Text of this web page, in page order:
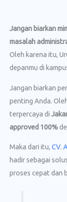
Jangan biarkan
masalah
Oleh karena itu,
depanmu di
Jangan biarkan
penting Anda.
terpercaya di
approved 100%
Maka dari itu, CV.
hadir sebagai
proses cepat dan